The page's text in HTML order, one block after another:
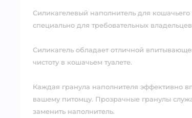
Силикагелевый наполнитель для
специально для требовательных
Силикагель обладает отличной
чистоту в кошачьем туалете. ⠀
Каждая гранула наполнителя эффективно
вашему питомцу. Прозрачные гранулы
заменить наполнитель. ⠀⠀